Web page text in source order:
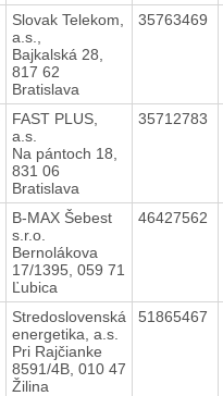
Slovak Telekom,
a.s.,
Bajkalská 28,
817 62
Bratislava
35763469
FAST PLUS,
a.s.
Na pántoch 18,
831 06
Bratislava
35712783
B-MAX Šebest
s.r.o.
Bernolákova
17/1395, 059 71
Ľubica
46427562
Stredoslovenská
energetika, a.s.
Pri Rajčianke
8591/4B, 010 47
Žilina
51865467